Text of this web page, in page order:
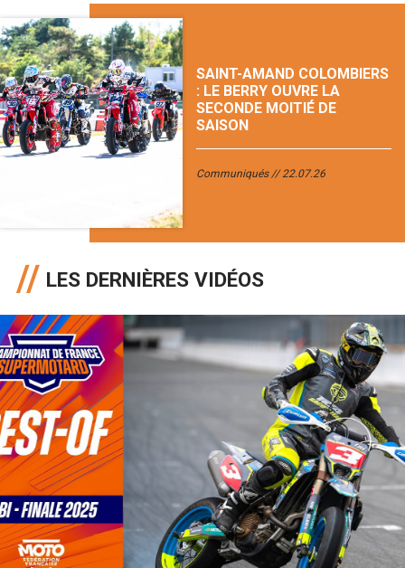
SAINT-AMAND COLOMBIERS
: LE BERRY OUVRE LA
SECONDE MOITIÉ DE
SAISON
Communiqués 22.07.26
LES DERNIÈRES VIDÉOS